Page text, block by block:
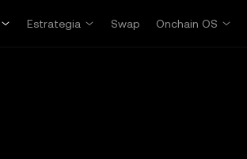
Estrategia Swap Onchain OS